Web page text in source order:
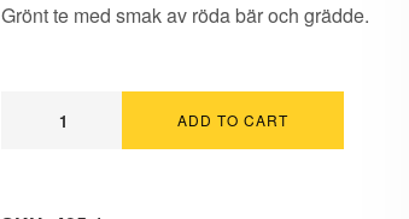
Grönt te med smak av röda bär och grädde.
ADD TO CART